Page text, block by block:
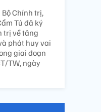
Chính trị,
Tú đã ký
trị về tăng
phát huy vai
giai đoạn
TW, ngày